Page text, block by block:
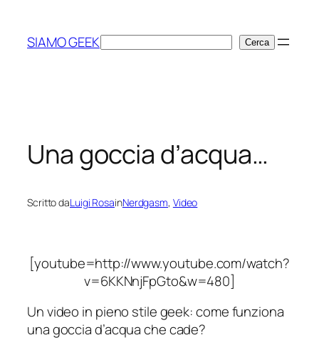
contenuto
SIAMO GEEKCerca Cerca
Una goccia d’acqua…
Scritto daLuigi RosainNerdgasm, Video
[youtube=http://www.youtube.com/watch?
v=6KKNnjFpGto&w=480]
Un video in pieno stile geek:come funziona
una goccia d’acqua che cade?